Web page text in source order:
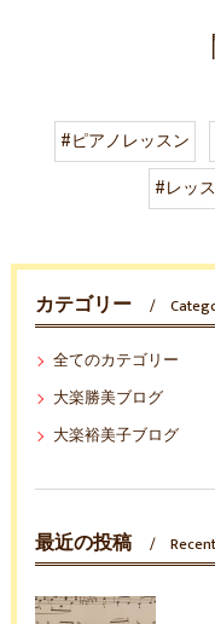
#ピアノレッスン
#レッ
カテゴリー
全てのカテゴリー
大楽勝美ブログ
大楽裕美子ブログ
最近の投稿